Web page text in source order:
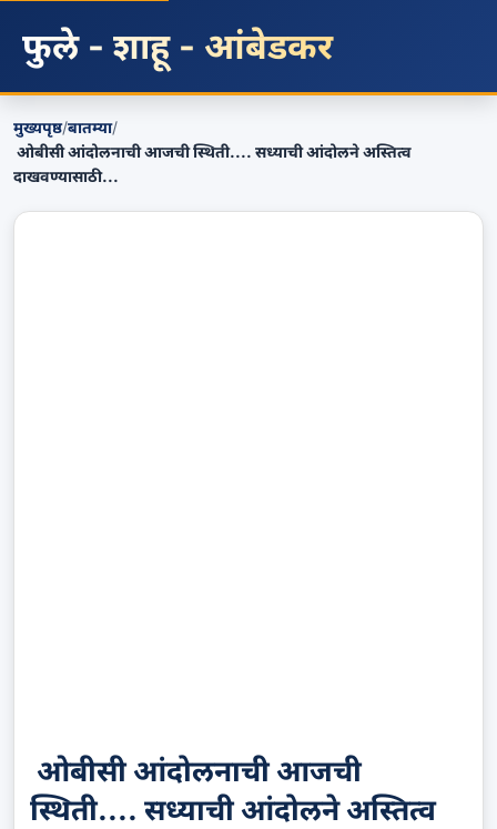
फुले - शाहू - आंबेडकर
मुख्यपृष्ठ/बातम्या/
ओबीसी आंदोलनाची आजची स्थिती.... सध्याची आंदोलने अस्तित्व
दाखवण्यासाठी...
ओबीसी आंदोलनाची आजची
स्थिती.... सध्याची आंदोलने अस्तित्व